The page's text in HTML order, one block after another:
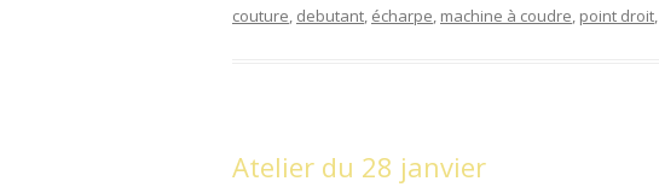
couture, debutant, écharpe, machine à coudre, point droit,
Atelier du 28 janvier